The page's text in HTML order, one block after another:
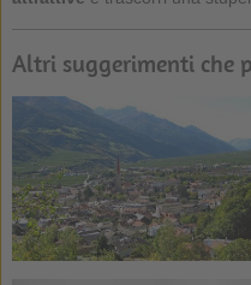
Altri suggerimenti che